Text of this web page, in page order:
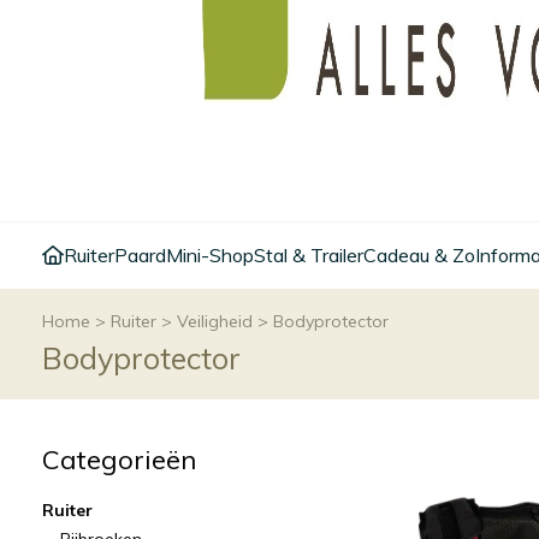
RuiterPaardMini-ShopStal & TrailerCadeau & Zo
Home > Ruiter > Veiligheid > Bodyprotector
Bodyprotector
Categorieën
Ruiter